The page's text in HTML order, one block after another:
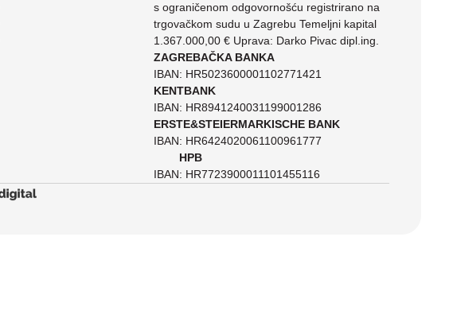
s ograničenom odgovornošću registrirano na
trgovačkom sudu u Zagrebu Temeljni kapital
1.367.000,00 € Uprava: Darko Pivac dipl.ing.
ZAGREBAČKA BANKA
IBAN: HR5023600001102771421
KENTBANK
IBAN: HR8941240031199001286
ERSTE&STEIERMARKISCHE BANK
IBAN: HR6424020061100961777
HPB
IBAN: HR7723900011101455116